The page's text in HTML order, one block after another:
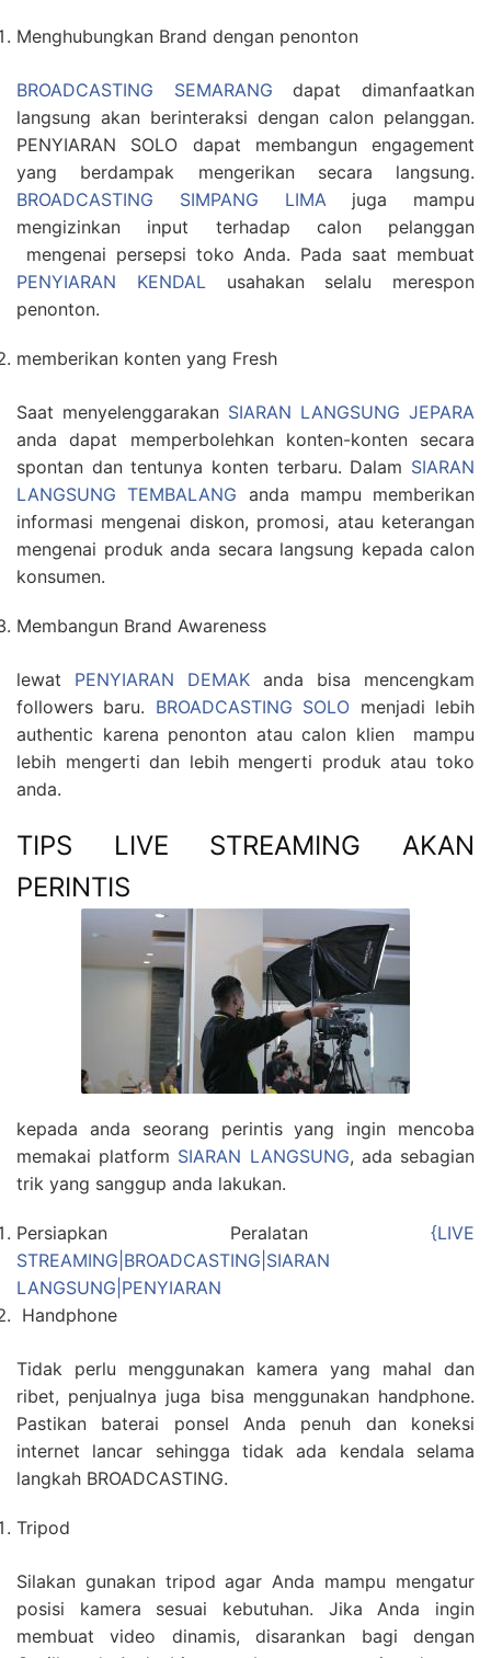
Menghubungkan Brand dengan penonton
BROADCASTING SEMARANG dapat dimanfaatkan
langsung akan berinteraksi dengan calon pelanggan.
PENYIARAN SOLO dapat membangun engagement
yang berdampak mengerikan secara langsung.
BROADCASTING SIMPANG LIMAjuga mampu
mengizinkan input terhadap calon pelanggan
mengenai persepsi toko Anda. Pada saat membuat
PENYIARAN KENDALusahakan selalu merespon
penonton.
memberikan konten yang Fresh
Saat menyelenggarakan SIARAN LANGSUNG JEPARA
anda dapat memperbolehkan konten-konten secara
spontan dan tentunya konten terbaru. Dalam SIARAN
LANGSUNG TEMBALANG anda mampu memberikan
informasi mengenai diskon, promosi, atau keterangan
mengenai produk anda secara langsung kepada calon
konsumen.
Membangun Brand Awareness
lewat PENYIARAN DEMAK anda bisa mencengkam
followers baru. BROADCASTING SOLO menjadi lebih
authentic karena penonton atau calon klien mampu
lebih mengerti dan lebih mengerti produk atau toko
anda.
TIPS LIVE STREAMING AKAN
PERINTIS
kepada anda seorang perintis yang ingin mencoba
memakai platform SIARAN LANGSUNG, ada sebagian
trik yang sanggup anda lakukan.
Persiapkan Peralatan {LIVE
STREAMING|BROADCASTING|SIARAN
LANGSUNG|PENYIARAN
Handphone
Tidak perlu menggunakan kamera yang mahal dan
ribet, penjualnya juga bisa menggunakan handphone.
Pastikan baterai ponsel Anda penuh dan koneksi
internet lancar sehingga tidak ada kendala selama
langkah BROADCASTING.
Tripod
Silakan gunakan tripod agar Anda mampu mengatur
posisi kamera sesuai kebutuhan. Jika Anda ingin
membuat video dinamis, disarankan bagi dengan